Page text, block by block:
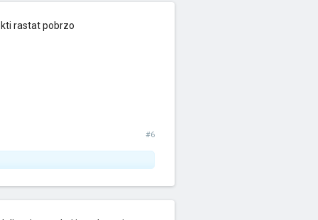
rastat pobrzo
#6